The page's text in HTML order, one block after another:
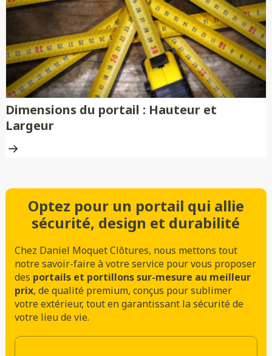
Dimensions du portail : Hauteur et
Largeur
Optez pour un portail qui allie
sécurité, design et durabilité
Chez Daniel Moquet Clôtures, nous mettons tout
notre savoir-faire à votre service pour vous proposer
des portails et portillons sur-mesure au meilleur
prix, de qualité premium, conçus pour sublimer
votre extérieur, tout en garantissant la sécurité de
votre lieu de vie.